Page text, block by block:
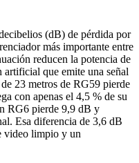
(dB) de pérdida por
más importante entre
reducen la potencia de
artificial que emite una señal
23 metros de RG59 pierde
con apenas el 4,5 % de su
RG6 pierde 9,9 dB y
Esa diferencia de 3,6 dB
video limpio y un